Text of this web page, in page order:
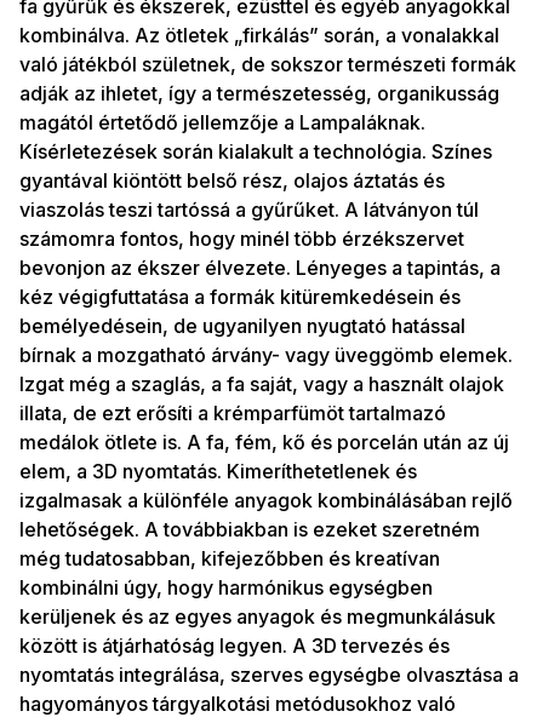
fa gyűrűk és ékszerek, ezüsttel és egyéb anyagokkal
kombinálva. Az ötletek „firkálás” során, a vonalakkal
való játékból születnek, de sokszor természeti formák
adják az ihletet, így a természetesség, organikusság
magától értetődő jellemzője a Lampaláknak.
Kísérletezések során kialakult a technológia. Színes
gyantával kiöntött belső rész, olajos áztatás és
viaszolás teszi tartóssá a gyűrűket. A látványon túl
számomra fontos, hogy minél több érzékszervet
bevonjon az ékszer élvezete. Lényeges a tapintás, a
kéz végigfuttatása a formák kitüremkedésein és
bemélyedésein, de ugyanilyen nyugtató hatással
bírnak a mozgatható árvány- vagy üveggömb elemek.
Izgat még a szaglás, a fa saját, vagy a használt olajok
illata, de ezt erősíti a krémparfümöt tartalmazó
medálok ötlete is. A fa, fém, kő és porcelán után az új
elem, a 3D nyomtatás. Kimeríthetetlenek és
izgalmasak a különféle anyagok kombinálásában rejlő
lehetőségek. A továbbiakban is ezeket szeretném
még tudatosabban, kifejezőbben és kreatívan
kombinálni úgy, hogy harmónikus egységben
kerüljenek és az egyes anyagok és megmunkálásuk
között is átjárhatóság legyen. A 3D tervezés és
nyomtatás integrálása, szerves egységbe olvasztása a
hagyományos tárgyalkotási metódusokhoz való